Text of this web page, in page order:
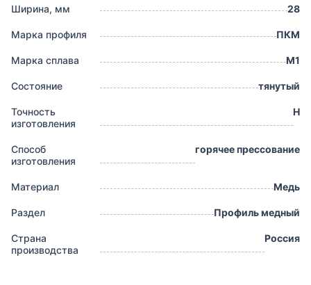
Ширина, мм 28
Марка профиля ПКМ
Марка сплава М1
Состояние тянутый
Точность
изготовления
Н
Способ
изготовления
горячее прессование
Материал Медь
Раздел Профиль медный
Страна
производства
Россия